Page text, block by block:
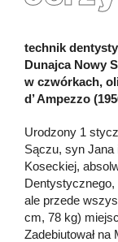
technik
Dunajca Nowy
w czwórkach,
d’ Ampezzo
Urodzony 1
Sączu, syn Jana
Koseckiej,
Dentystycznego,
ale przede
cm, 78 kg)
Zadebiutował na